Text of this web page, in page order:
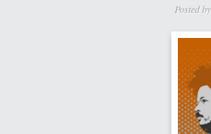
Posted by